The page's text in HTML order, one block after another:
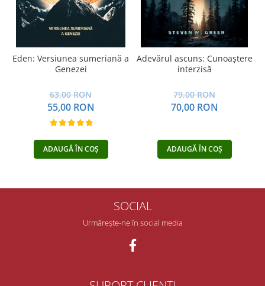
Eden: Versiunea sumeriană a
Genezei
63,00 RON
55,00 RON
ADAUGĂ ÎN COȘ
Adevărul ascuns: Cunoaștere
interzisă
79,00 RON
70,00 RON
ADAUGĂ ÎN COȘ
SOCIAL
Urmărește-ne în social media